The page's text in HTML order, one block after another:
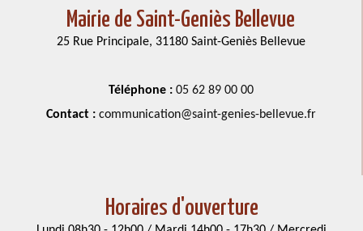
Mairie de Saint-Geniès Bellevue
25 Rue Principale, 31180 Saint-Geniès Bellevue
Téléphone : 05 62 89 00 00
Contact : communication@saint-genies-bellevue.fr
Horaires d'ouverture